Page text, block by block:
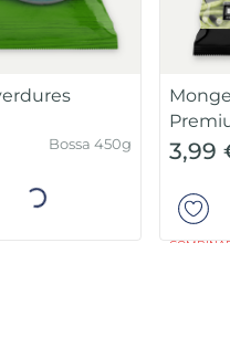
Bossa 1kg 2,99